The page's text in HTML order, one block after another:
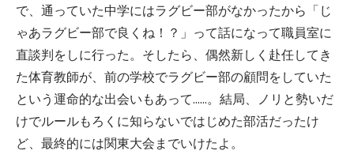
で、通っていた中学にはラグビー部がなかったから「じ
ゃあラグビー部で良くね！？」って話になって職員室に
直談判をしに行った。そしたら、偶然新しく赴任してき
た体育教師が、前の学校でラグビー部の顧問をしていた
という運命的な出会いもあって……。結局、ノリと勢いだ
けでルールもろくに知らないではじめた部活だったけ
ど、最終的には関東大会までいけたよ。